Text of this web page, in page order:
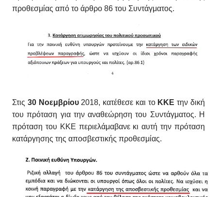
προθεσμίας από το άρθρο 86 του Συντάγματος.
Στις 30 Νοεμβρίου2018, κατέθεσε και το ΚΚΕ την δική
του πρόταση για την αναθεώρηση του Συντάγματος. Η
πρόταση του ΚΚΕ περιελάμαβανε κι αυτή την πρόταση
κατάργησης της αποσβεστικής προθεσμίας.